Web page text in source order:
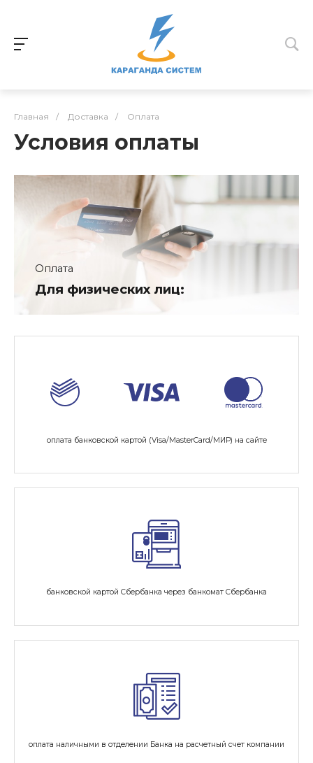
Главная / Доставка / Оплата
Условия оплаты
Оплата
Для физических лиц:
оплата банковской картой (Visa/MasterСard/МИР) на сайте
банковской картой Сбербанка через банкомат Сбербанка
оплата наличными в отделении Банка на расчетный счет компании